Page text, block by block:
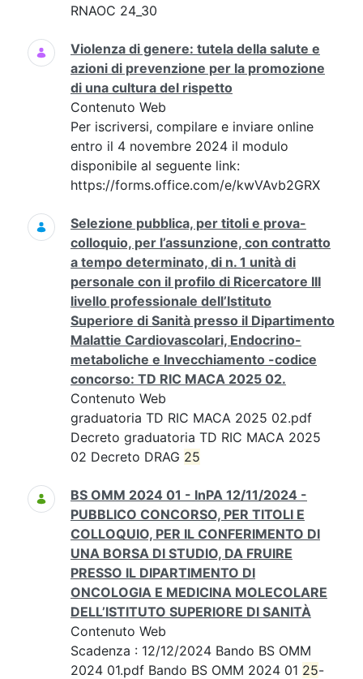
RNAOC 24_30
Violenza di genere: tutela della salute e
azioni di prevenzione per la promozione
di una cultura del rispetto
Contenuto Web
Per iscriversi, compilare e inviare online
entro il 4 novembre 2024 il modulo
disponibile al seguente link:
https://forms.office.com/e/kwVAvb2GRX
Selezione pubblica, per titoli e prova-
colloquio, per l’assunzione, con contratto
a tempo determinato, di n. 1 unità di
personale con il profilo di Ricercatore III
livello professionale dell’Istituto
Superiore di Sanità presso il Dipartimento
Malattie Cardiovascolari, Endocrino-
metaboliche e Invecchiamento -codice
concorso: TD RIC MACA 2025 02.
Contenuto Web
graduatoria TD RIC MACA 2025 02.pdf
Decreto graduatoria TD RIC MACA 2025
02 Decreto DRAG 25
BS OMM 2024 01 - InPA 12/11/2024 -
PUBBLICO CONCORSO, PER TITOLI E
COLLOQUIO, PER IL CONFERIMENTO DI
UNA BORSA DI STUDIO, DA FRUIRE
PRESSO IL DIPARTIMENTO DI
ONCOLOGIA E MEDICINA MOLECOLARE
DELL’ISTITUTO SUPERIORE DI SANITÀ
Contenuto Web
Scadenza : 12/12/2024 Bando BS OMM
2024 01.pdf Bando BS OMM 2024 01 25-